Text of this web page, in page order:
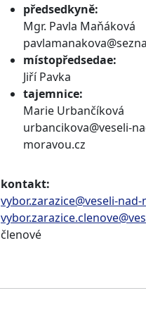
předsedkyně:
Mgr. Pavla Maňáková
místopředsedae:
Jiří Pavka
tajemnice:
Marie Urbančíková
urbancikova@veseli-
moravou.cz
kontakt:
vybor.zarazice@veseli-
členové